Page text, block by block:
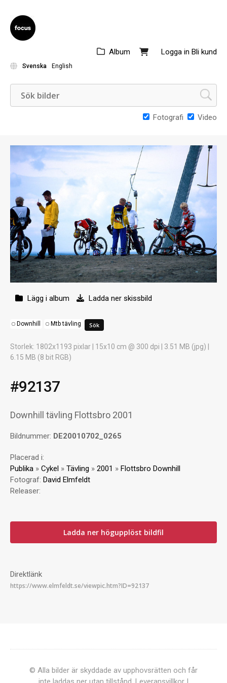
Logga in Bli kund
Album
Svenska English
Fotografi Video
Lägg i album Ladda ner skissbild
Downhill Mtb tävling
Storlek: 1802x1193 pixlar | 15x10 cm @ 300 dpi | 3.51 MB (jpg) |
6.15 MB (8 bit RGB)
#92137
Downhill tävling Flottsbro 2001
Bildnummer: DE20010702_0265
Placerad i:
Publika » Cykel » Tävling » 2001 » Flottsbro Downhill
Fotograf: David Elmfeldt
Releaser:
Ladda ner högupplöst bildfil
Direktlänk
© Alla bilder är skyddade av upphovsrätten och får